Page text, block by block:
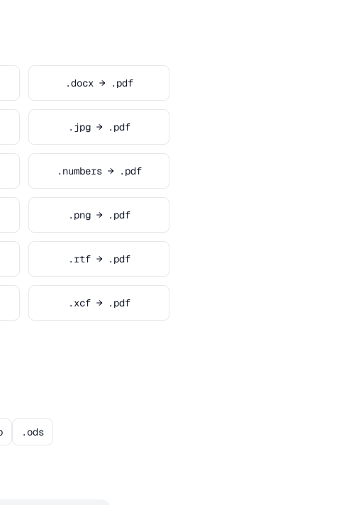
.docx → .pdf
.jpg → .pdf
.numbers → .pdf
.png → .pdf
.rtf → .pdf
.xcf → .pdf
.ods